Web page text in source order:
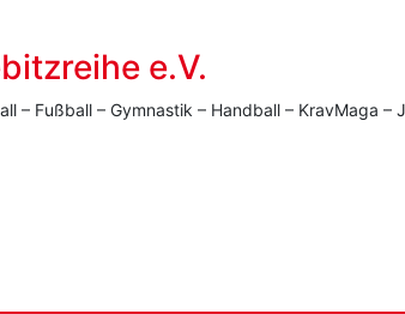
e.V.
– Fußball – Gymnastik – Handball – KravMaga